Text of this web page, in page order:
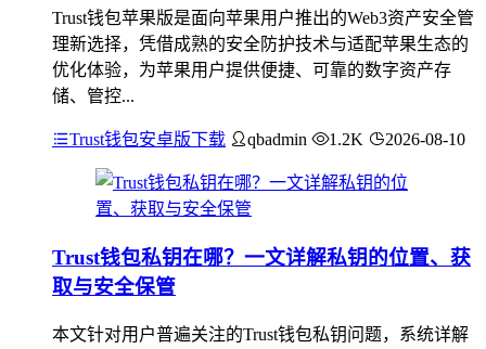
Trust钱包苹果版是面向苹果用户推出的Web3资产安全管
理新选择，凭借成熟的安全防护技术与适配苹果生态的
优化体验，为苹果用户提供便捷、可靠的数字资产存
储、管控...
Trust钱包安卓版下载 qbadmin 1.2K 2026-08-10
Trust钱包私钥在哪？一文详解私钥的位置、获
取与安全保管
本文针对用户普遍关注的Trust钱包私钥问题，系统详解